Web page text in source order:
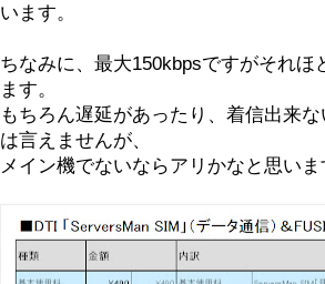
います。
ちなみに、最大150kbpsですがそれ
ます。
もちろん遅延があったり、着信出来
は言えませんが、
メイン機でないならアリかなと思いま